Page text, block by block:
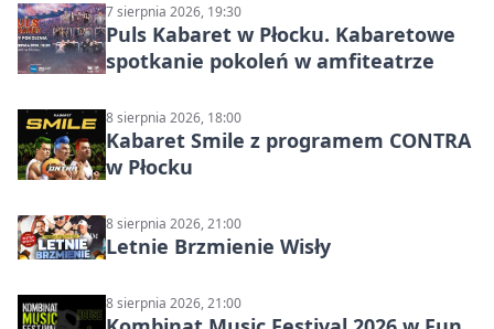
7 sierpnia 2026, 19:30
Puls Kabaret w Płocku. Kabaretowe
spotkanie pokoleń w amfiteatrze
8 sierpnia 2026, 18:00
Kabaret Smile z programem CONTRA
w Płocku
8 sierpnia 2026, 21:00
Letnie Brzmienie Wisły
8 sierpnia 2026, 21:00